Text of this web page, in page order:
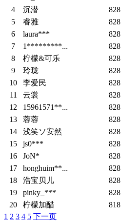
4
沉潜 828
5
睿雅 828
6
laura*** 828
7
1*********... 828
8
柠檬&可乐 828
9
玲珑 828
10
李爱民 828
11
云裳 828
12
15961571**... 828
13
蓉蓉 828
14
浅笑ソ安然 828
15
js0*** 828
16
JoN* 828
17
honghuim**... 828
18
浩宝贝儿 828
19
pinky_*** 828
20
柠檬加醋 818
1 2 3 4 5 下一页